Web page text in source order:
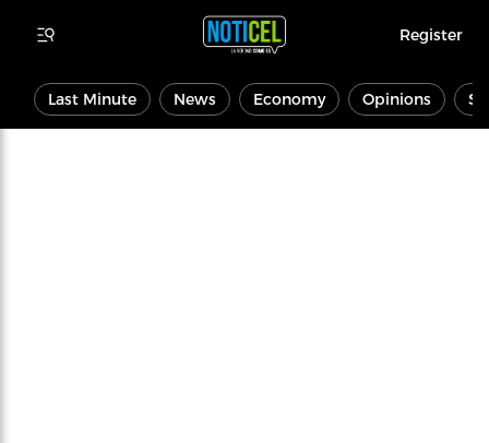
Register
Last Minute News Economy Opinions